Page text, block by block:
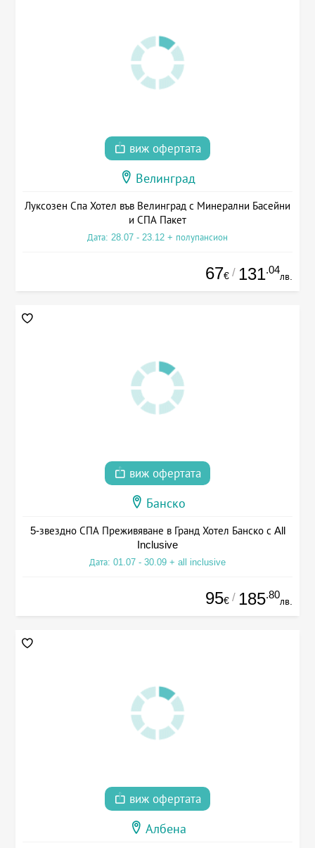
виж офертата
Велинград
Луксозен Спа Хотел във Велинград с Минерални Басейни
и СПА Пакет
Дата: 28.07 - 23.12 + полупансион
67€ / 131.04
лв.
виж офертата
Банско
5-звездно СПА Преживяване в Гранд Хотел Банско с All
Inclusive
Дата: 01.07 - 30.09 + all inclusive
95€ / 185.80
лв.
виж офертата
Албена